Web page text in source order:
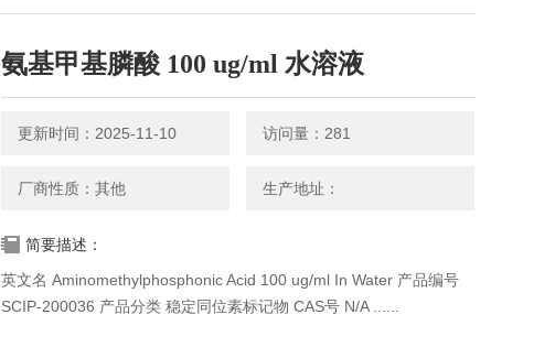
氨基甲基膦酸 100 ug/ml 水溶液
更新时间：2025-11-10 访问量：281
厂商性质：其他 生产地址：
简要描述：
英文名 Aminomethylphosphonic Acid 100 ug/ml In Water 产品编号
SCIP-200036 产品分类 稳定同位素标记物 CAS号 N/A ......